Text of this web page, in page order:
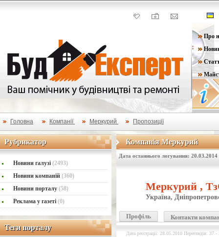
Про
Головна Компанії Меркурий Пропозиції
Рубрикатор
Рубрикатор
Новини галузі (2493)
Новини компаній (360)
Новини порталу (58)
Реклама у газеті (0)
Теги порталу
Теги порталу
Компанія Меркурий
Компанія Меркурий
Дата останнього логування: 20.03.2014
Меркурий ,
Україна,
Профіль Контакти
Дата реєстрації: 28.05.2010 Переглядів: 37